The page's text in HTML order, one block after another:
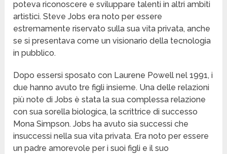
poteva riconoscere e sviluppare talenti in altri ambiti
artistici. Steve Jobs era noto per essere
estremamente riservato sulla sua vita privata, anche
se si presentava come un visionario della tecnologia
in pubblico.
Dopo essersi sposato con Laurene Powell nel 1991, i
due hanno avuto tre figli insieme. Una delle relazioni
più note di Jobs è stata la sua complessa relazione
con sua sorella biologica, la scrittrice di successo
Mona Simpson. Jobs ha avuto sia successi che
insuccessi nella sua vita privata. Era noto per essere
un padre amorevole per i suoi figli e il suo